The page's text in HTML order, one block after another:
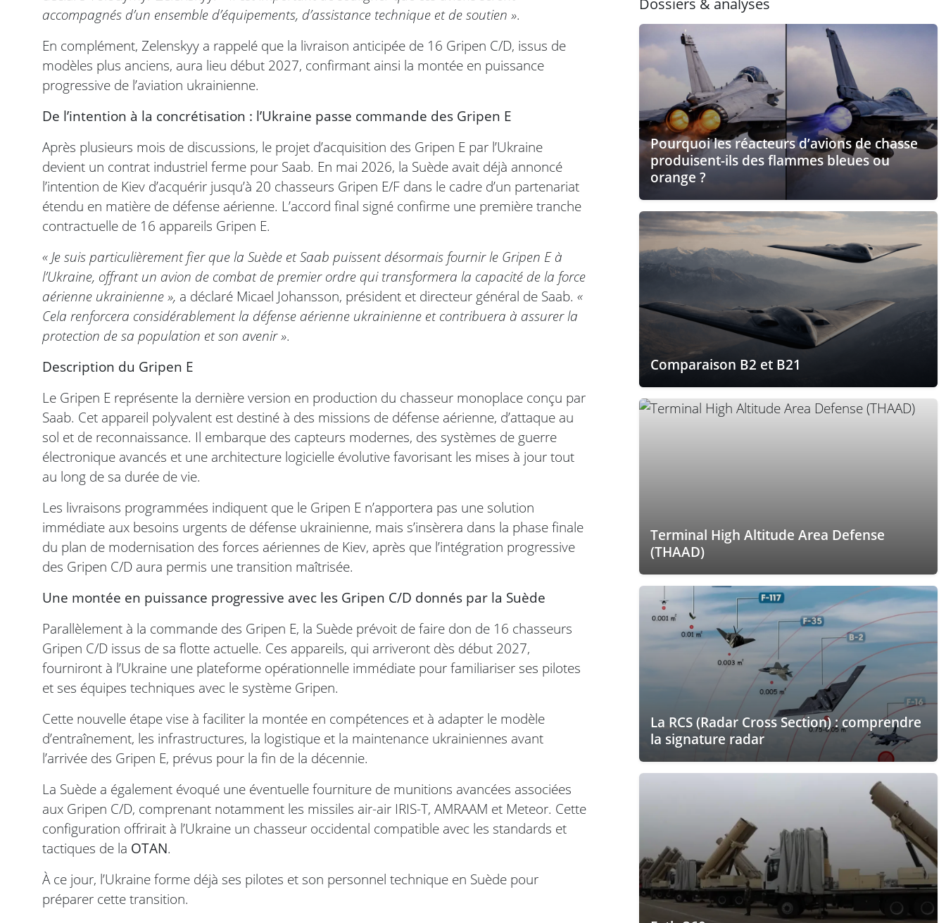
accompagnés d’un ensemble d’équipements, d’assistance technique et de soutien ».
En complément, Zelenskyy a rappelé que la livraison anticipée de 16 Gripen C/D, issus de
modèles plus anciens, aura lieu début 2027, confirmant ainsi la montée en puissance
progressive de l’aviation ukrainienne.
De l’intention à la concrétisation : l’Ukraine passe commande des Gripen E
Après plusieurs mois de discussions, le projet d’acquisition des Gripen E par l’Ukraine
devient un contrat industriel ferme pour Saab. En mai 2026, la Suède avait déjà annoncé
l’intention de Kiev d’acquérir jusqu’à 20 chasseurs Gripen E/F dans le cadre d’un partenariat
étendu en matière de défense aérienne. L’accord final signé confirme une première tranche
contractuelle de 16 appareils Gripen E.
« Je suis particulièrement fier que la Suède et Saab puissent désormais fournir le Gripen E à
l’Ukraine, offrant un avion de combat de premier ordre qui transformera la capacité de la force
aérienne ukrainienne », a déclaré Micael Johansson, président et directeur général de Saab. «
Cela renforcera considérablement la défense aérienne ukrainienne et contribuera à assurer la
protection de sa population et son avenir ».
Description du Gripen E
Le Gripen E représente la dernière version en production du chasseur monoplace conçu par
Saab. Cet appareil polyvalent est destiné à des missions de défense aérienne, d’attaque au
sol et de reconnaissance. Il embarque des capteurs modernes, des systèmes de guerre
électronique avancés et une architecture logicielle évolutive favorisant les mises à jour tout
au long de sa durée de vie.
Les livraisons programmées indiquent que le Gripen E n’apportera pas une solution
immédiate aux besoins urgents de défense ukrainienne, mais s’insèrera dans la phase finale
du plan de modernisation des forces aériennes de Kiev, après que l’intégration progressive
des Gripen C/D aura permis une transition maîtrisée.
Une montée en puissance progressive avec les Gripen C/D donnés par la Suède
Parallèlement à la commande des Gripen E, la Suède prévoit de faire don de 16 chasseurs
Gripen C/D issus de sa flotte actuelle. Ces appareils, qui arriveront dès début 2027,
fourniront à l’Ukraine une plateforme opérationnelle immédiate pour familiariser ses pilotes
et ses équipes techniques avec le système Gripen.
Cette nouvelle étape vise à faciliter la montée en compétences et à adapter le modèle
d’entraînement, les infrastructures, la logistique et la maintenance ukrainiennes avant
l’arrivée des Gripen E, prévus pour la fin de la décennie.
La Suède a également évoqué une éventuelle fourniture de munitions avancées associées
aux Gripen C/D, comprenant notamment les missiles air-air IRIS-T, AMRAAM et Meteor. Cette
configuration offrirait à l’Ukraine un chasseur occidental compatible avec les standards et
tactiques de la OTAN.
À ce jour, l’Ukraine forme déjà ses pilotes et son personnel technique en Suède pour
préparer cette transition.
Dossiers & analyses
Pourquoi les réacteurs d’avions de chasse
produisent-ils des flammes bleues ou
orange ?
Comparaison B2 et B21
Terminal High Altitude Area Defense
(THAAD)
La RCS (Radar Cross Section) : comprendre
la signature radar